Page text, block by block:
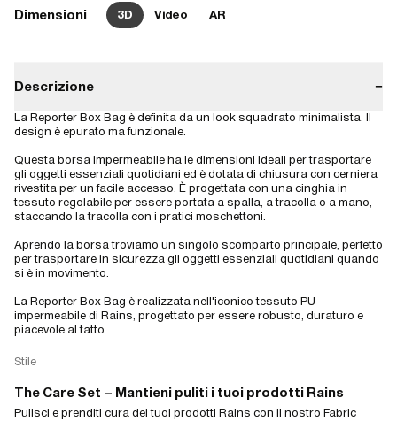
Dimensioni 3D Video AR
Descrizione −
La Reporter Box Bag è definita da un look squadrato minimalista. Il
design è epurato ma funzionale.
Questa borsa impermeabile ha le dimensioni ideali per trasportare
gli oggetti essenziali quotidiani ed è dotata di chiusura con cerniera
rivestita per un facile accesso. È progettata con una cinghia in
tessuto regolabile per essere portata a spalla, a tracolla o a mano,
staccando la tracolla con i pratici moschettoni.
Aprendo la borsa troviamo un singolo scomparto principale, perfetto
per trasportare in sicurezza gli oggetti essenziali quotidiani quando
si è in movimento.
La Reporter Box Bag è realizzata nell'iconico tessuto PU
impermeabile di Rains, progettato per essere robusto, duraturo e
piacevole al tatto.
Stile
The Care Set – Mantieni puliti i tuoi prodotti Rains
Pulisci e prenditi cura dei tuoi prodotti Rains con il nostro Fabric